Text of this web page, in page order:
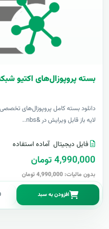
بسته پروپوزال‌های اکتیو
دانلود بسته کامل پروپوزال‌های
لایه باز قابل ویرایش در &nbs..
فایل دیجیتال آماده استفاده
4,990,000 تومان
بدون مالیات: 4,990,000 تومان
افزودن به سبد